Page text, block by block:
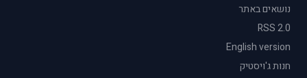
נושאים באתר
RSS 2.0
English version
חנות ג'ויסטיק